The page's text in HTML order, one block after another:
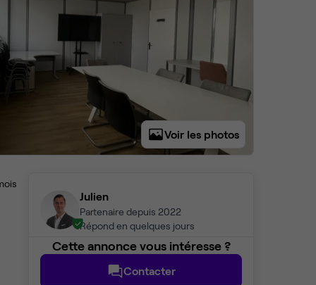
Voir les photos
Julien
Partenaire depuis 2022
Répond en quelques jours
Cette annonce vous intéresse ?
Contacter